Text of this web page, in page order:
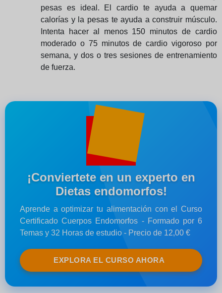
pesas es ideal. El cardio te ayuda a quemar
calorías y la pesas te ayuda a construir músculo.
Intenta hacer al menos 150 minutos de cardio
moderado o 75 minutos de cardio vigoroso por
semana, y dos o tres sesiones de entrenamiento
de fuerza.
¡Conviertete en un experto en
Dietas endomorfos!
Aprende a optimizar tu alimentación con el Curso
Certificado Cuerpos Endomorfos - Formado por 6
Temas y 32 Horas de estudio - Precio de 12,00 €
EXPLORA EL CURSO AHORA